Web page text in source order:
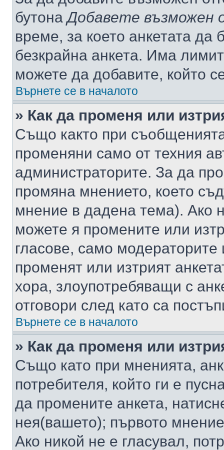
бутонаДобавете възможен
време, за което анкетата да
безкрайна анкета. Има
можете да добавите, който
Върнете се в началото
» Как да променя или
Също както при
променяни само от техния
администраторите. За да
промяна мнението, което
мнение в дадена тема). Ако
можете я промените или
гласове, само
променят или изтрият
хора, злоупотребяващи с
отговори след като са
Върнете се в началото
» Как да променя или
Също като при мненията,
потребителя, който ги е
да промените анкета,
нея(вашето); първото
Ако никой не е гласувал,